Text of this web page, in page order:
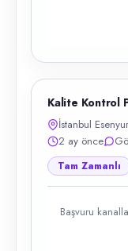
Kalite Kontrol
İstanbul
2 ay önce
Tam Zamanlı
Başvuru